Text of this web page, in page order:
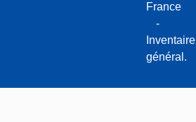
France
-
Inventaire
général.